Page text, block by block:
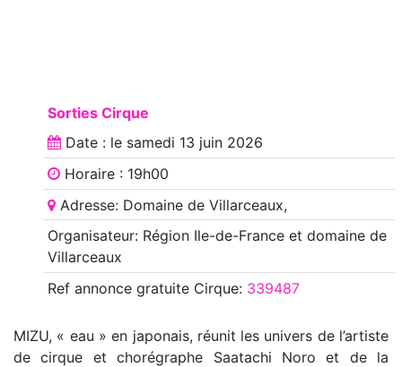
Sorties Cirque
Date : le samedi 13 juin 2026
Horaire : 19h00
Adresse: Domaine de Villarceaux,
Organisateur: Région Ile-de-France et domaine de
Villarceaux
Ref annoncegratuite Cirque: 339487
MIZU, « eau » en japonais, réunit les univers de l’artiste
de cirque et chorégraphe Saatachi Noro et de la